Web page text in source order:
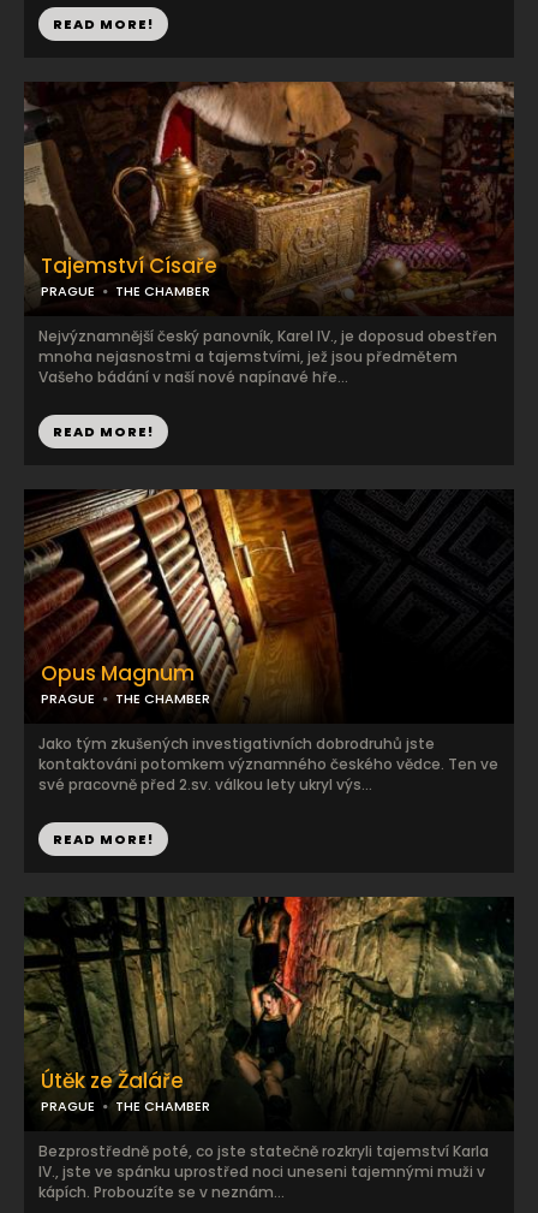
READ MORE!
Tajemství Císaře
PRAGUE THE CHAMBER
Nejvýznamnější český panovník, Karel IV., je doposud obestřen
mnoha nejasnostmi a tajemstvími, jež jsou předmětem
Vašeho bádání v naší nové napínavé hře...
READ MORE!
Opus Magnum
PRAGUE THE CHAMBER
Jako tým zkušených investigativních dobrodruhů jste
kontaktováni potomkem významného českého vědce. Ten ve
své pracovně před 2.sv. válkou lety ukryl výs...
READ MORE!
Útěk ze Žaláře
PRAGUE THE CHAMBER
Bezprostředně poté, co jste statečně rozkryli tajemství Karla
IV., jste ve spánku uprostřed noci uneseni tajemnými muži v
kápích. Probouzíte se v neznám...